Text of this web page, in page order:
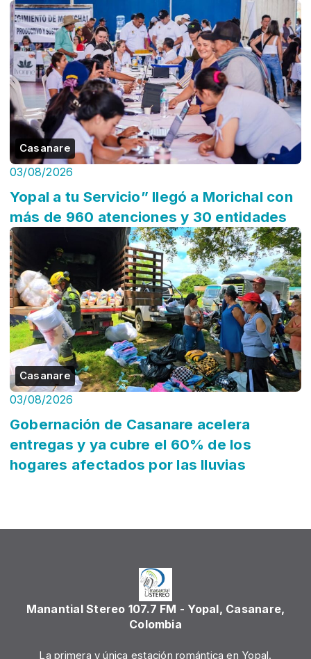
Casanare
03/08/2026
Yopal a tu Servicio” llegó a Morichal con
más de 960 atenciones y 30 entidades
Casanare
03/08/2026
Gobernación de Casanare acelera
entregas y ya cubre el 60% de los
hogares afectados por las lluvias
Manantial Stereo 107.7 FM - Yopal, Casanare,
Colombia
La primera y única estación romántica en Yopal.